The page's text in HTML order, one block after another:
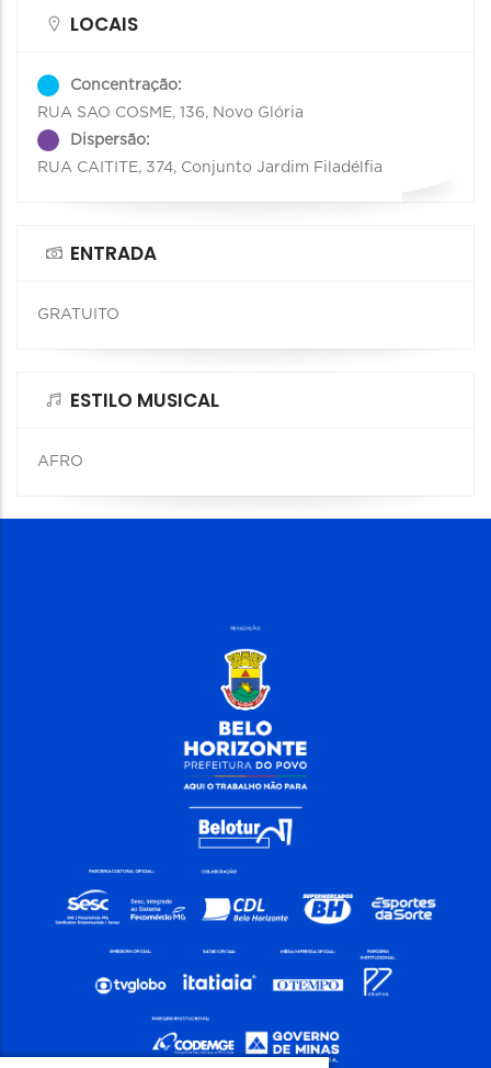
LOCAIS
Concentração:
RUA SAO COSME, 136, Novo Glória
Dispersão:
RUA CAITITE, 374, Conjunto Jardim Filadélfia
ENTRADA
GRATUITO
ESTILO MUSICAL
AFRO